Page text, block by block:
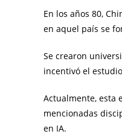
En los años 80,
en aquel país se
Se crearon
incentivó el
Actualmente, esta
mencionadas
en IA.